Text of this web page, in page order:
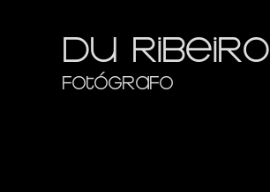
Du Ribeiro
Fotógrafo